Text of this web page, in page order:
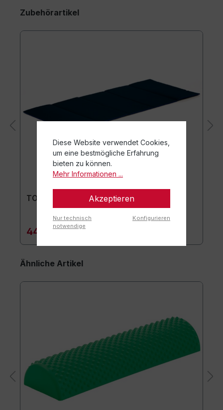
Zubehörartikel
TOGU Premium Easy Matte
44,90 €*
Ähnliche Artikel
Diese Website verwendet Cookies,
um eine bestmögliche Erfahrung
bieten zu können.
Mehr Informationen ...
Akzeptieren
Nur technisch
notwendige
Konfigurieren